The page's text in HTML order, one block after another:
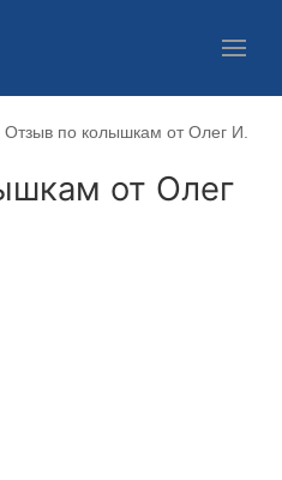
Отзыв по колышкам от Олег И.
от Олег